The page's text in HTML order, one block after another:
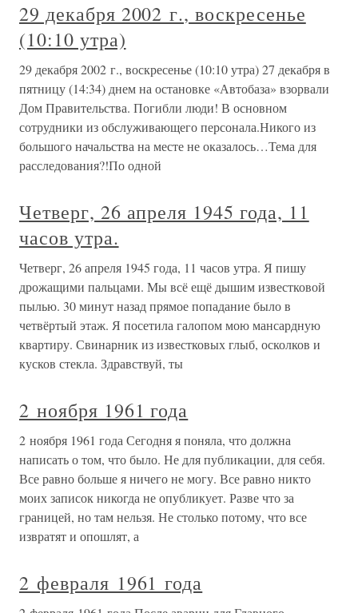
29 декабря 2002 г., воскресенье
(10:10 утра)
29 декабря 2002 г., воскресенье (10:10 утра) 27 декабря в
пятницу (14:34) днем на остановке «Автобаза» взорвали
Дом Правительства. Погибли люди! В основном
сотрудники из обслуживающего персонала.Никого из
большого начальства на месте не оказалось…Тема для
расследования?!По одной
Четверг, 26 апреля 1945 года, 11
часов утра.
Четверг, 26 апреля 1945 года, 11 часов утра. Я пишу
дрожащими пальцами. Мы всё ещё дышим известковой
пылью. 30 минут назад прямое попадание было в
четвёртый этаж. Я посетила галопом мою мансардную
квартиру. Свинарник из известковых глыб, осколков и
кусков стекла. Здравствуй, ты
2 ноября 1961 года
2 ноября 1961 года Сегодня я поняла, что должна
написать о том, что было. Не для публикации, для себя.
Все равно больше я ничего не могу. Все равно никто
моих записок никогда не опубликует. Разве что за
границей, но там нельзя. Не столько потому, что все
извратят и опошлят, а
2 февраля 1961 года